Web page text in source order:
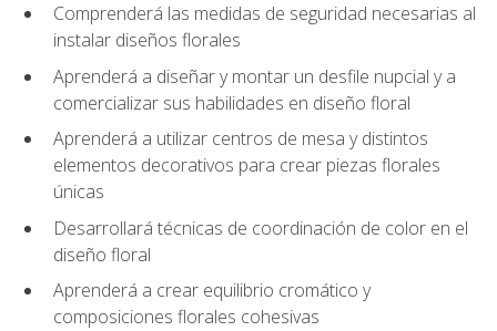
Comprenderá las medidas de seguridad necesarias al
instalar diseños florales
Aprenderá a diseñar y montar un desfile nupcial y a
comercializar sus habilidades en diseño floral
Aprenderá a utilizar centros de mesa y distintos
elementos decorativos para crear piezas florales
únicas
Desarrollará técnicas de coordinación de color en el
diseño floral
Aprenderá a crear equilibrio cromático y
composiciones florales cohesivas